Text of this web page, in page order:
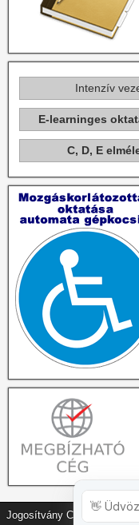
Intenzív
E-learninges
C, D, E
Jogosítvány Copyright ©